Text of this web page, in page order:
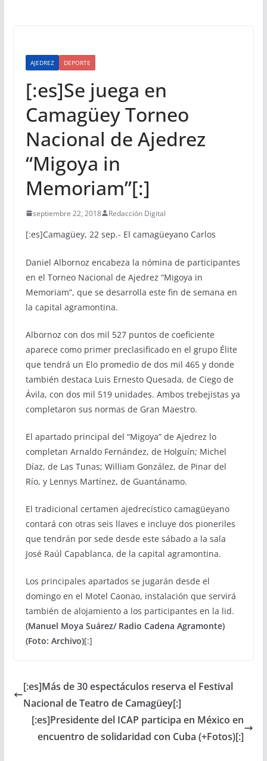
AJEDREZ DEPORTE
[:es]Se juega en
Camagüey Torneo
Nacional de Ajedrez
“Migoya in
Memoriam”[:]
septiembre 22, 2018 Redacción Digital
[:es]Camagüey, 22 sep.- El camagüeyano Carlos
Daniel Albornoz encabeza la nómina de participantes
en el Torneo Nacional de Ajedrez “Migoya in
Memoriam”, que se desarrolla este fin de semana en
la capital agramontina.
Albornoz con dos mil 527 puntos de coeficiente
aparece como primer preclasificado en el grupo Élite
que tendrá un Elo promedio de dos mil 465 y donde
también destaca Luis Ernesto Quesada, de Ciego de
Ávila, con dos mil 519 unidades. Ambos trebejistas ya
completaron sus normas de Gran Maestro.
El apartado principal del “Migoya” de Ajedrez lo
completan Arnaldo Fernández, de Holguín; Michel
Díaz, de Las Tunas; William González, de Pinar del
Río, y Lennys Martínez, de Guantánamo.
El tradicional certamen ajedrecístico camagüeyano
contará con otras seis llaves e incluye dos pioneriles
que tendrán por sede desde este sábado a la sala
José Raúl Capablanca, de la capital agramontina.
Los principales apartados se jugarán desde el
domingo en el Motel Caonao, instalación que servirá
también de alojamiento a los participantes en la lid.
(Manuel Moya Suárez/ Radio Cadena Agramonte)
(Foto: Archivo)[:]
[:es]Más de 30 espectáculos reserva el Festival
Nacional de Teatro de Camagüey[:]
[:es]Presidente del ICAP participa en México en
encuentro de solidaridad con Cuba (+Fotos)[:]